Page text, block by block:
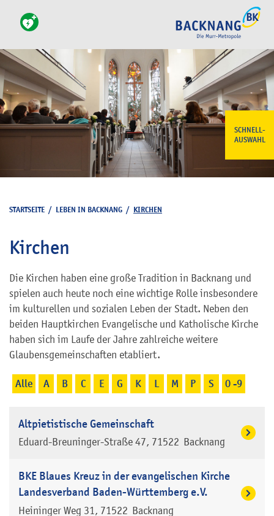
SCHNELL-
AUSWAHL
STARTSEITE / LEBEN IN BACKNANG / KIRCHEN
Kirchen
Die Kirchen haben eine große Tradition in Backnang und
spielen auch heute noch eine wichtige Rolle insbesondere
im kulturellen und sozialen Leben der Stadt. Neben den
beiden Hauptkirchen Evangelische und Katholische Kirche
haben sich im Laufe der Jahre zahlreiche weitere
Glaubensgemeinschaften etabliert.
Alle A B C E G K L M P S 0 -9
Altpietistische Gemeinschaft
Eduard-Breuninger-Straße 47 71522 Backnang
BKE Blaues Kreuz in der evangelischen Kirche
Landesverband Baden-Württemberg e.V.
Heininger Weg 31 71522 Backnang